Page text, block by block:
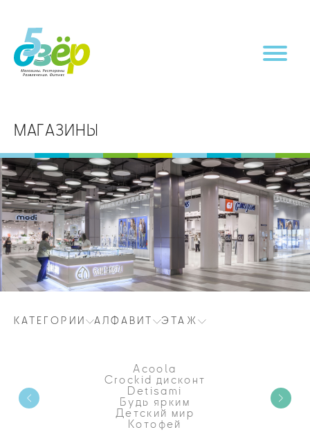
МАГАЗИНЫ
КАТЕГОРИИ АЛФАВИТ ЭТАЖ
Acoola
Crockid дисконт
Detisami
Будь ярким
Детский мир
Котофей